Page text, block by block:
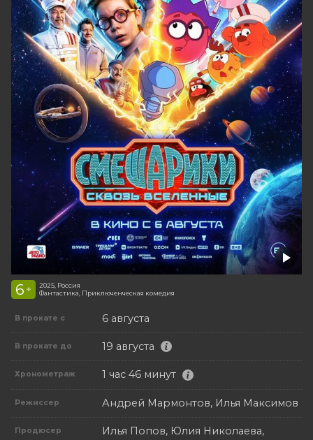
6 +
2025, Россия
Фантастика, Приключенческая комедия
В прокате с 6 августа
В прокате до 19 августа
Хронометраж 1 час 46 минут
Режиссер Андрей Мармонтов, Илья Максимов
Продюсер
Илья Попов, Юлия Николаева,